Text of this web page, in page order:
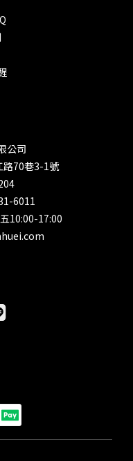
公司
路70巷3-1號
6011
10:00-17:00